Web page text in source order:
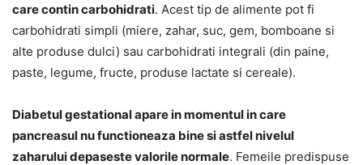
care contin carbohidrati. Acest tip de alimente pot fi
carbohidrati simpli (miere, zahar, suc, gem, bomboane si
alte produse dulci) sau carbohidrati integrali (din paine,
paste, legume, fructe, produse lactate si cereale).
Diabetul gestational apare in momentul in care
pancreasul nu functioneaza bine si astfel nivelul
zaharului depaseste valorile normale. Femeile predispuse